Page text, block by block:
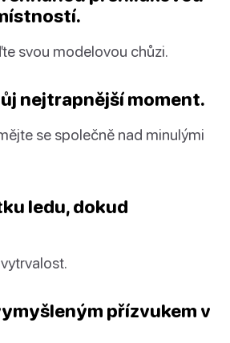
svou modelovou chůzi.
nejtrapnější moment.
se společně nad minulými
ledu, dokud
přízvukem v